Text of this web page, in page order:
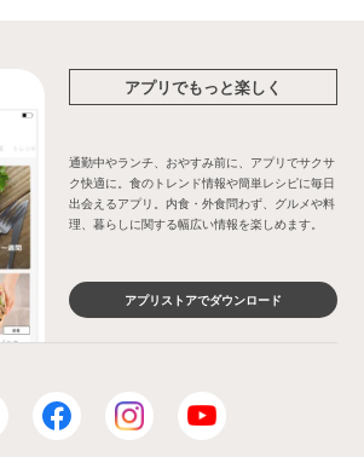
アプリでもっと楽しく
通勤中やランチ、おやすみ前に、アプリでサクサ
ク快適に。食のトレンド情報や簡単レシピに毎日
出会えるアプリ。内食・外食問わず、グルメや料
理、暮らしに関する幅広い情報を楽しめます。
アプリストアでダウンロード